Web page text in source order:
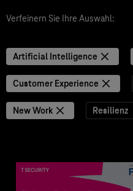
Verfeinern Sie Ihre Auswahl:
Artificial Intelligence
Customer Experience
New Work Resilienz